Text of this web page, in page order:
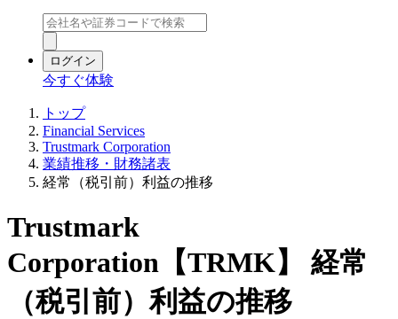
ログイン
今すぐ体験
トップ
Financial Services
Trustmark Corporation
業績推移・財務諸表
経常（税引前）利益の推移
Trustmark
Corporation【TRMK】 経常
（税引前）利益の推移